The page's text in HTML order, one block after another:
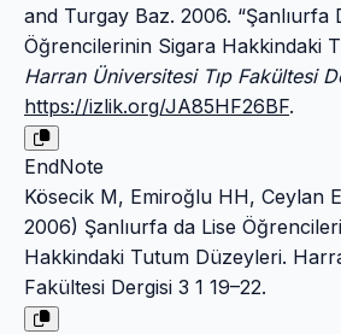
and Turgay Baz. 2006. “Şanlıurfa
Öğrencilerinin Sigara Hakkindaki
Harran Üniversitesi Tıp Fakültesi
https://izlik.org/JA85HF26BF.
EndNote
Kösecik M, Emiroğlu HH, Ceylan
2006) Şanlıurfa da Lise
Hakkindaki Tutum Düzeyleri.
Fakültesi Dergisi 3 1 19–22.